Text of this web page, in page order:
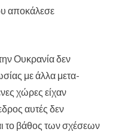
αποκάλεσε
Ουκρανία δεν
με άλλα μετα-
χώρες είχαν
αυτές δεν
το βάθος των σχέσεων